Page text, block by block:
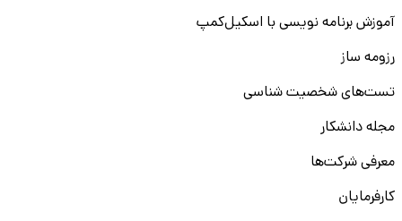
آموزش برنامه نویسی با اسکیل‌کمپ
رزومه ساز
تست‌های شخصیت شناسی
مجله دانشکار
معرفی شرکت‌ها
کارفرمایان